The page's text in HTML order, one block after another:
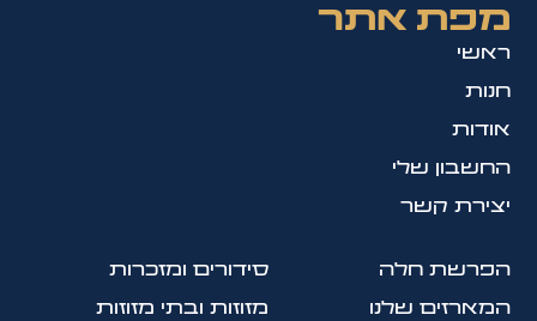
מפת אתר
ראשי
חנות
אודות
החשבון שלי
יצירת קשר
הפרשת חלה
המארזים שלנו
סידורים ומזכרות
מזוזות ובתי מזוזות